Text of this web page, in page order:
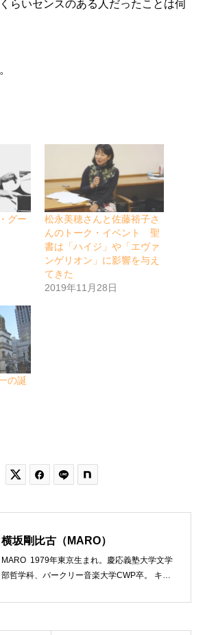
らいセンスのある人だったことは伺
グー
松永美穂さんと佐藤裕子さ
んのトーク・イベント 聖
書は「ハイジ」や「エヴァ
ンゲリオン」に影響を与え
てきた
2019年11月28日
の誕
 
横坂剛比古（MARO）
MARO 1979年東京生まれ。慶応義塾大学文学
部哲学科、バークリー音楽大学CWP卒。 キリ
う宗教法人専門の行政書士。2020年7月よりク